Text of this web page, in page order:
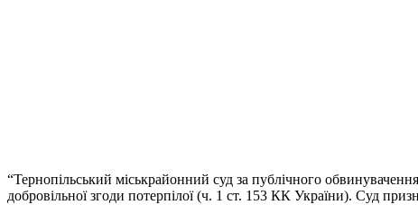
“Тернопільський міськрайонний суд за публічного
добровільної згоди потерпілої (ч. 1 ст. 153 КК України). Суд